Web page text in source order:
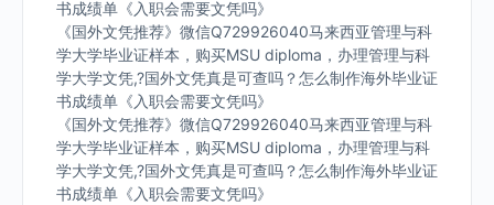
书成绩单《入职会需要文凭吗》
《国外文凭推荐》微信Q729926040马来西亚管理与科
学大学毕业证样本，购买MSU diploma，办理管理与科
学大学文凭,?国外文凭真是可查吗？怎么制作海外毕业证
书成绩单《入职会需要文凭吗》
《国外文凭推荐》微信Q729926040马来西亚管理与科
学大学毕业证样本，购买MSU diploma，办理管理与科
学大学文凭,?国外文凭真是可查吗？怎么制作海外毕业证
书成绩单《入职会需要文凭吗》